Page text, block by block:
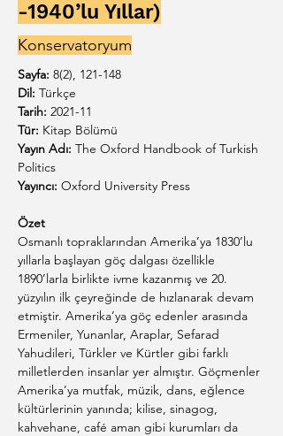
-1940’lu Yıllar)
Konservatoryum
Sayfa: 8(2), 121-148
Dil: Türkçe
Tarih: 2021-11
Tür: Kitap Bölümü
Yayın Adı: The Oxford Handbook of Turkish
Politics
Yayıncı: Oxford University Press
Özet
Osmanlı topraklarından Amerika’ya 1830’lu
yıllarla başlayan göç dalgası özellikle
1890’larla birlikte ivme kazanmış ve 20.
yüzyılın ilk çeyreğinde de hızlanarak devam
etmiştir. Amerika’ya göç edenler arasında
Ermeniler, Yunanlar, Araplar, Sefarad
Yahudileri, Türkler ve Kürtler gibi farklı
milletlerden insanlar yer almıştır. Göçmenler
Amerika’ya mutfak, müzik, dans, eğlence
kültürlerinin yanında; kilise, sinagog,
kahvehane, café aman gibi kurumları da